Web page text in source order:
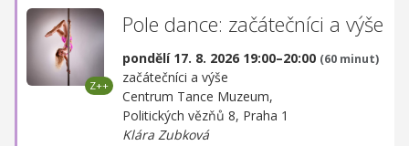
Pole dance: začátečníci a výše
pondělí 17. 8. 2026 19:00–20:00 (60 minut)
začátečníci a výše
Centrum Tance Muzeum,
Politických vězňů 8, Praha 1
Klára Zubková